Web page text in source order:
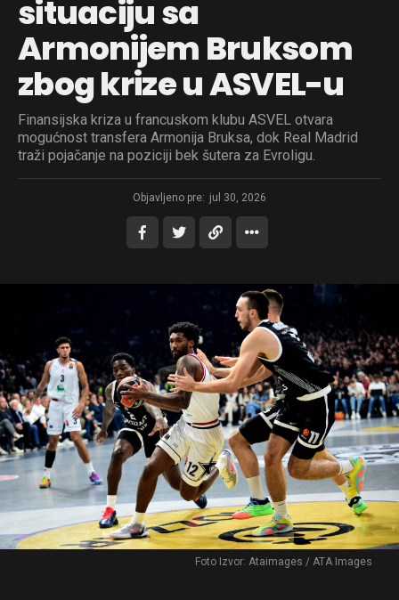
situaciju sa
Armonijem Bruksom
zbog krize u ASVEL-u
Finansijska kriza u francuskom klubu ASVEL otvara
mogućnost transfera Armonija Bruksa, dok Real Madrid
traži pojačanje na poziciji bek šutera za Evroligu.
Objavljeno pre: jul 30, 2026
Foto Izvor: Ataimages / ATA Images